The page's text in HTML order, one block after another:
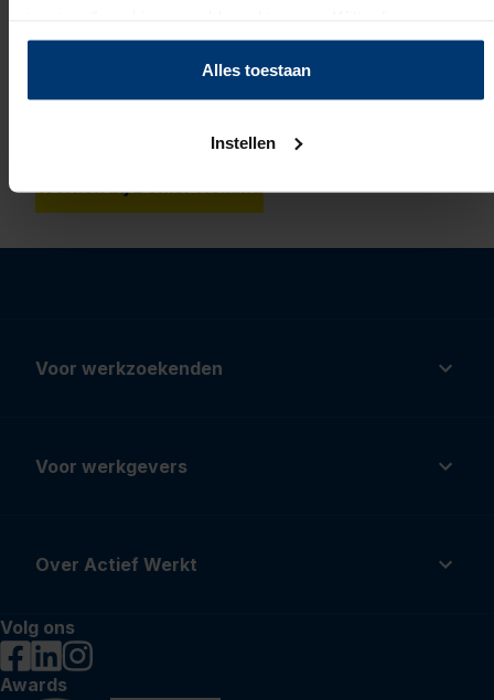
cookies, klik dan op "instellen". Op onzeprivacypagina
kunt u meer lezen over onze cookies.
Alles toestaan
Instellen
vind je allerlei leuke vacatures bij Döhler Holland.
Als operator of productiemedewerker
bijvoorbeeld, maar ook als laborant. Lees er meer
openstaande vacatures.
Werken bij Döhler Holland
Voor werkzoekenden
Voor werkgevers
Over Actief Werkt
Volg ons
Awards